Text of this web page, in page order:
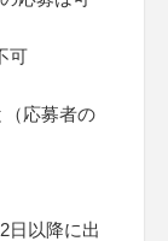
可
（応募者の
日以降に出